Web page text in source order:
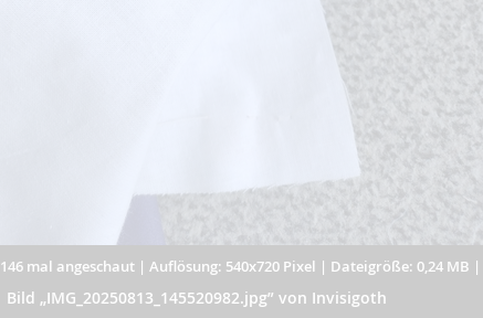
146 mal angeschaut| Auflösung: 540x720 Pixel | Dateigröße: 0,24 MB |
Bild „IMG_20250813_145520982.jpg” von Invisigoth